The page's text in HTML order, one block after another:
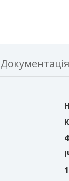
Документація